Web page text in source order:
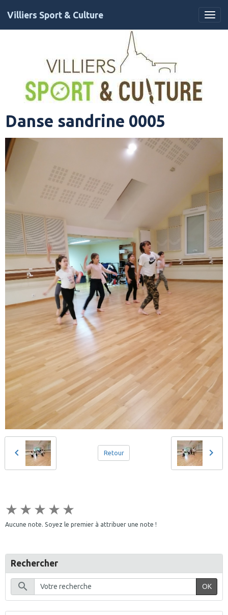
Villiers Sport & Culture
Danse sandrine 0005
Retour
★ ★ ★ ★ ★
Aucune note. Soyez le premier à attribuer une note !
Rechercher
OK